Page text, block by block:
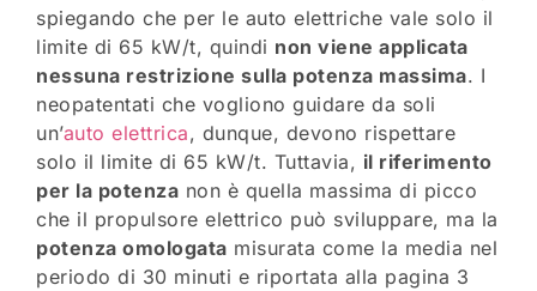
spiegando che per le auto elettriche vale solo il
limite di 65 kW/t, quindi non viene applicata
nessuna restrizione sulla potenza massima. I
neopatentati che vogliono guidare da soli
un’auto elettrica, dunque, devono rispettare
solo il limite di 65 kW/t. Tuttavia, il riferimento
per la potenza non è quella massima di picco
che il propulsore elettrico può sviluppare, ma la
potenza omologata misurata come la media nel
periodo di 30 minuti e riportata alla pagina 3